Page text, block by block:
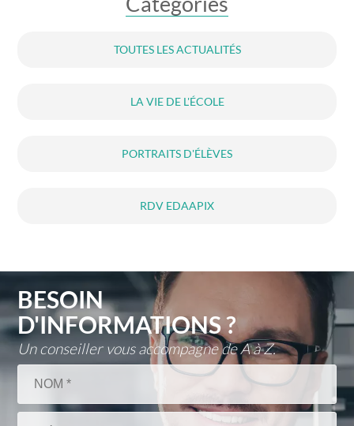
TOUTES LES ACTUALITÉS
LA VIE DE L'ÉCOLE
PORTRAITS D'ÉLÈVES
RDV EDAAPIX
BESOIN
D'INFORMATIONS ?
Un conseiller vous accompagne de A à Z.